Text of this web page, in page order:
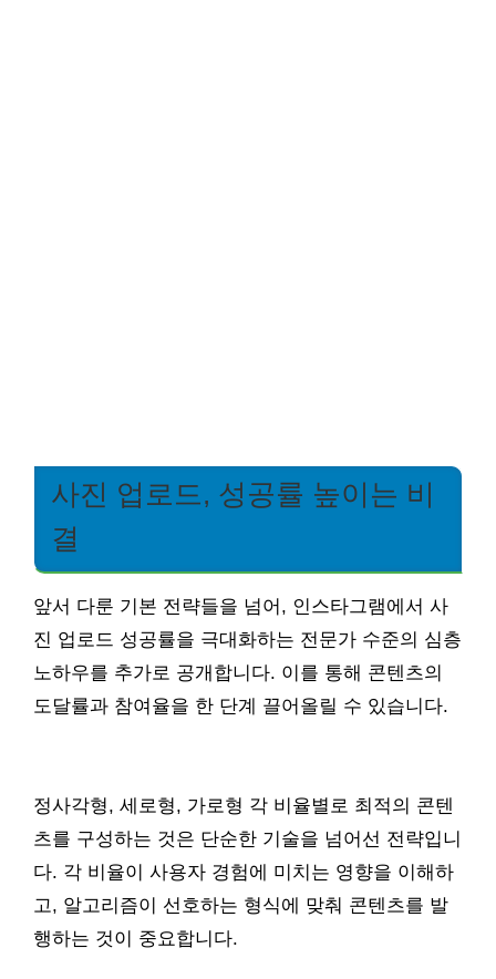
사진 업로드, 성공률 높이는 비
결
앞서 다룬 기본 전략들을 넘어, 인스타그램에서 사
진 업로드 성공률을 극대화하는 전문가 수준의 심층
노하우를 추가로 공개합니다. 이를 통해 콘텐츠의
도달률과 참여율을 한 단계 끌어올릴 수 있습니다.
정사각형, 세로형, 가로형 각 비율별로 최적의 콘텐
츠를 구성하는 것은 단순한 기술을 넘어선 전략입니
다. 각 비율이 사용자 경험에 미치는 영향을 이해하
고, 알고리즘이 선호하는 형식에 맞춰 콘텐츠를 발
행하는 것이 중요합니다.